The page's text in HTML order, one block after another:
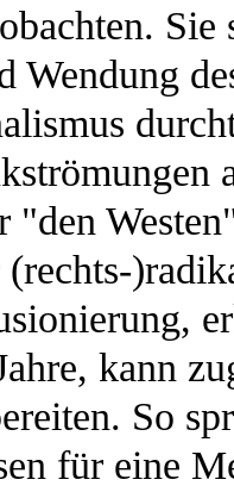
Wendung
"den
kann
So
für eine